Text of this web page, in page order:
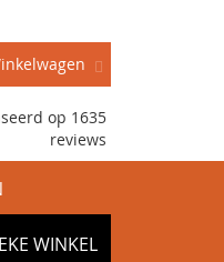
op 1635
reviews
WINKEL